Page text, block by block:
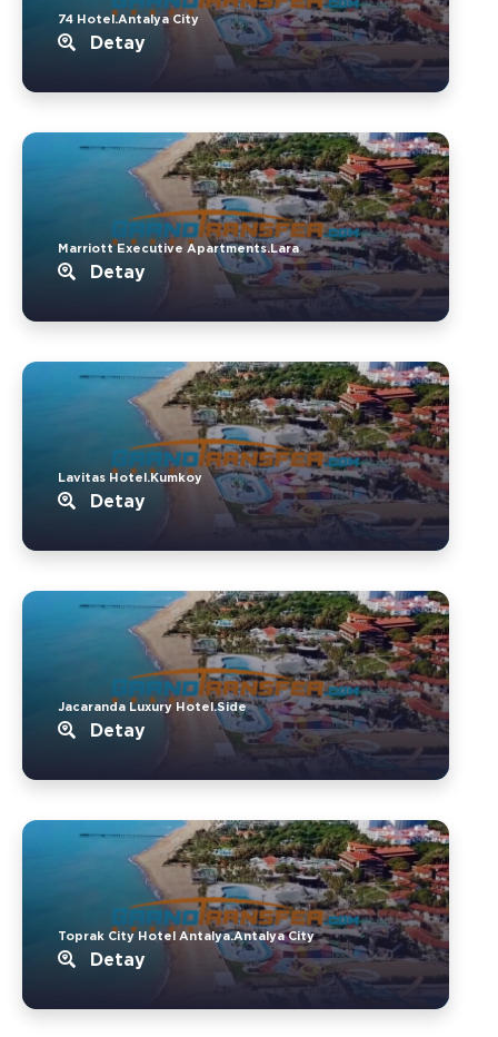
74 Hotel.Antalya City
Detay
Marriott Executive Apartments.Lara
Detay
Lavitas Hotel.Kumkoy
Detay
Jacaranda Luxury Hotel.Side
Detay
Toprak City Hotel Antalya.Antalya City
Detay